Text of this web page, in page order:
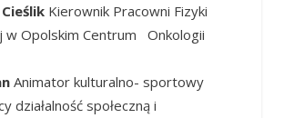
Kierownik Pracowni Fizyki
w Opolskim Centrum Onkologii
Animator kulturalno- sportowy
działalność społeczną i